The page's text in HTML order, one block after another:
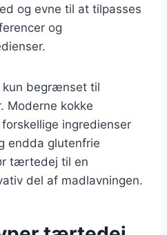
og evne til at tilpasses
og
begrænset til
Moderne kokke
ingredienser
endda glutenfrie
tærtedej til en
del af madlavningen.